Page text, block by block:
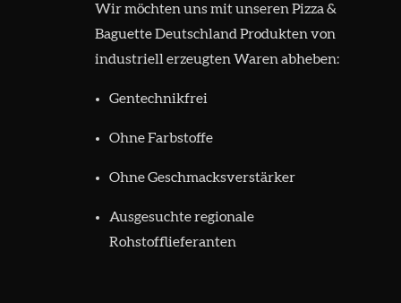
Wir möchten uns mit unseren Pizza &
Baguette Deutschland Produkten von
industriell erzeugten Waren abheben:
Gentechnikfrei
Ohne Farbstoffe
Ohne Geschmacksverstärker
Ausgesuchte regionale
Rohstofflieferanten